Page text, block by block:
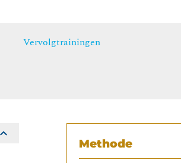
Vervolgtrainingen
Methode